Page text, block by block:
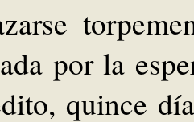
por la
quince